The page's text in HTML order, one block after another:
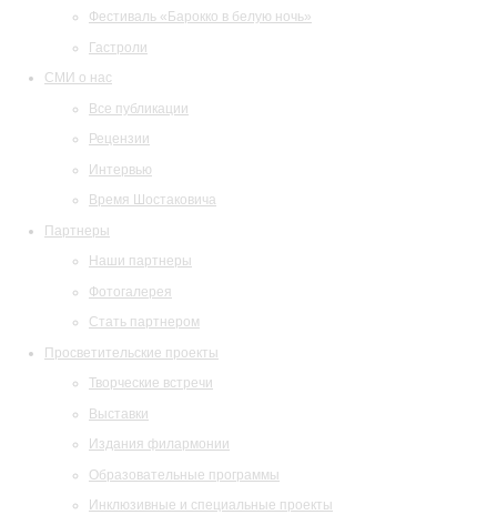
Фестиваль «Барокко в белую ночь»
Гастроли
СМИ о нас
Все публикации
Рецензии
Интервью
Время Шостаковича
Партнеры
Наши партнеры
Фотогалерея
Стать партнером
Просветительские проекты
Творческие встречи
Выставки
Издания филармонии
Образовательные программы
Инклюзивные и специальные проекты